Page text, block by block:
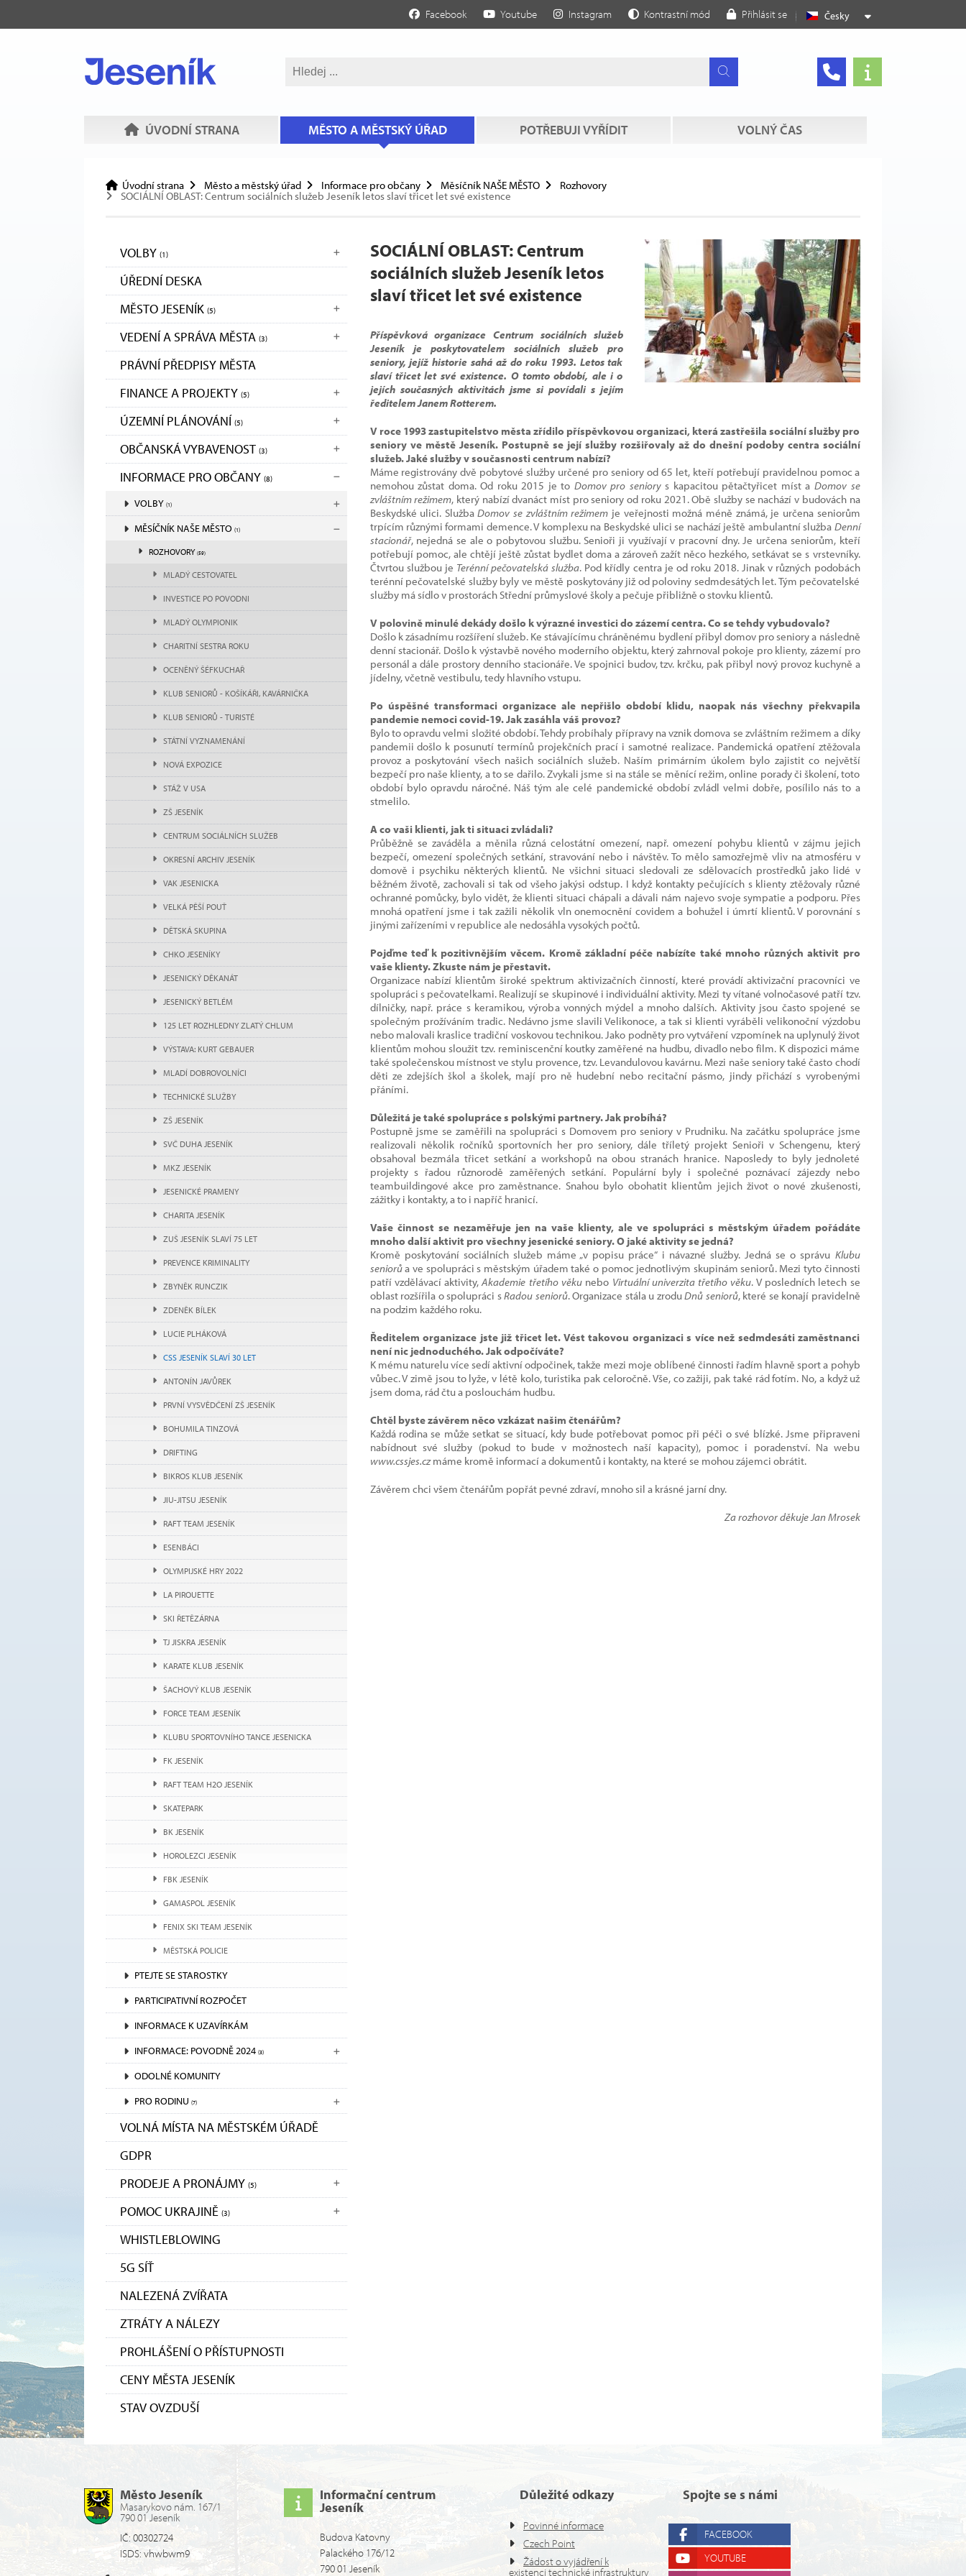
Česky
Facebook Youtube Instagram Kontrastní mód Přihlásit se
ÚVODNÍ STRANA MĚSTO A MĚSTSKÝ ÚŘAD POTŘEBUJI VYŘÍDIT VOLNÝ ČAS
Úvodní strana Město a městský úřad Informace pro občany Měsíčník NAŠE MĚSTO Rozhovory
SOCIÁLNÍ OBLAST: Centrum sociálních služeb Jeseník letos slaví třicet let své existence
VOLBY (1)
ÚŘEDNÍ DESKA
MĚSTO JESENÍK (5)
VEDENÍ A SPRÁVA MĚSTA (3)
PRÁVNÍ PŘEDPISY MĚSTA
FINANCE A PROJEKTY (5)
ÚZEMNÍ PLÁNOVÁNÍ (5)
OBČANSKÁ VYBAVENOST (3)
INFORMACE PRO OBČANY (8)
VOLBY (1)
MĚSÍČNÍK NAŠE MĚSTO (1)
ROZHOVORY (59)
MLADÝ CESTOVATEL
INVESTICE PO POVODNI
MLADÝ OLYMPIONIK
CHARITNÍ SESTRA ROKU
OCENĚNÝ ŠÉFKUCHAŘ
KLUB SENIORŮ - KOŠÍKÁŘI, KAVÁRNIČKA
KLUB SENIORŮ - TURISTÉ
STÁTNÍ VYZNAMENÁNÍ
NOVÁ EXPOZICE
STÁŽ V USA
ZŠ JESENÍK
CENTRUM SOCIÁLNÍCH SLUŽEB
OKRESNÍ ARCHIV JESENÍK
VAK JESENICKA
VELKÁ PĚŠÍ POUŤ
DĚTSKÁ SKUPINA
CHKO JESENÍKY
JESENICKÝ DĚKANÁT
JESENICKÝ BETLÉM
125 LET ROZHLEDNY ZLATÝ CHLUM
VÝSTAVA: KURT GEBAUER
MLADÍ DOBROVOLNÍCI
TECHNICKÉ SLUŽBY
ZŠ JESENÍK
SVČ DUHA JESENÍK
MKZ JESENÍK
JESENICKÉ PRAMENY
CHARITA JESENÍK
ZUŠ JESENÍK SLAVÍ 75 LET
PREVENCE KRIMINALITY
ZBYNĚK RUNCZIK
ZDENĚK BÍLEK
LUCIE PLHÁKOVÁ
CSS JESENÍK SLAVÍ 30 LET
ANTONÍN JAVŮREK
PRVNÍ VYSVĚDČENÍ ZŠ JESENÍK
BOHUMILA TINZOVÁ
DRIFTING
BIKROS KLUB JESENÍK
JIU-JITSU JESENÍK
RAFT TEAM JESENÍK
ESENBÁCI
OLYMPIJSKÉ HRY 2022
LA PIROUETTE
SKI ŘETĚZÁRNA
TJ JISKRA JESENÍK
KARATE KLUB JESENÍK
ŠACHOVÝ KLUB JESENÍK
FORCE TEAM JESENÍK
KLUBU SPORTOVNÍHO TANCE JESENICKA
FK JESENÍK
RAFT TEAM H2O JESENÍK
SKATEPARK
BK JESENÍK
HOROLEZCI JESENÍK
FBK JESENÍK
GAMASPOL JESENÍK
FENIX SKI TEAM JESENÍK
MĚSTSKÁ POLICIE
PTEJTE SE STAROSTKY
PARTICIPATIVNÍ ROZPOČET
INFORMACE K UZAVÍRKÁM
INFORMACE: POVODNĚ 2024 (3)
ODOLNÉ KOMUNITY
PRO RODINU (7)
VOLNÁ MÍSTA NA MĚSTSKÉM ÚŘADĚ
GDPR
PRODEJE A PRONÁJMY (5)
POMOC UKRAJINĚ (3)
WHISTLEBLOWING
5G SÍŤ
NALEZENÁ ZVÍŘATA
ZTRÁTY A NÁLEZY
PROHLÁŠENÍ O PŘÍSTUPNOSTI
CENY MĚSTA JESENÍK
STAV OVZDUŠÍ
SOCIÁLNÍ OBLAST: Centrum
sociálních služeb Jeseník letos
slaví třicet let své existence
Příspěvková organizace Centrum sociálních služeb
Jeseník je poskytovatelem sociálních služeb pro
seniory, jejíž historie sahá až do roku 1993. Letos tak
slaví třicet let své existence. O tomto období, ale i o
jejích současných aktivitách jsme si povídali s jejím
ředitelem Janem Rotterem.
V roce 1993 zastupitelstvo města zřídilo příspěvkovou organizaci, která zastřešila sociální služby pro
seniory ve městě Jeseník. Postupně se její služby rozšiřovaly až do dnešní podoby centra sociální
služeb. Jaké služby v současnosti centrum nabízí?
Máme registrovány dvě pobytové služby určené pro seniory od 65 let, kteří potřebují pravidelnou pomoc a
nemohou zůstat doma. Od roku 2015 je to Domov pro seniorys kapacitou pětačtyřicet míst a Domov se
zvláštním režimem, který nabízí dvanáct míst pro seniory od roku 2021. Obě služby se nachází v budovách na
Beskydské ulici. SlužbaDomov se zvláštním režimem je veřejnosti možná méně známá, je určena seniorům
trpícím různými formami demence. V komplexu na Beskydské ulici se nachází ještě ambulantní služba Denní
stacionář, nejedná se ale o pobytovou službu. Senioři ji využívají v pracovní dny. Je určena seniorům, kteří
potřebují pomoc, ale chtějí ještě zůstat bydlet doma a zároveň zažít něco hezkého, setkávat se s vrstevníky.
Čtvrtou službou je Terénní pečovatelská služba. Pod křídly centra je od roku 2018. Jinak v různých podobách
terénní pečovatelské služby byly ve městě poskytovány již od poloviny sedmdesátých let. Tým pečovatelské
služby má sídlo v prostorách Střední průmyslové školy a pečuje přibližně o stovku klientů.
V polovině minulé dekády došlo k výrazné investici do zázemí centra. Co se tehdy vybudovalo?
Došlo k zásadnímu rozšíření služeb. Ke stávajícímu chráněnému bydlení přibyl domov pro seniory a následně
denní stacionář. Došlo k výstavbě nového moderního objektu, který zahrnoval pokoje pro klienty, zázemí pro
personál a dále prostory denního stacionáře. Ve spojnici budov, tzv. krčku, pak přibyl nový provoz kuchyně a
jídelny, včetně vestibulu, tedy hlavního vstupu.
Po úspěšné transformaci organizace ale nepřišlo období klidu, naopak nás všechny překvapila
pandemie nemoci covid-19. Jak zasáhla váš provoz?
Bylo to opravdu velmi složité období. Tehdy probíhaly přípravy na vznik domova se zvláštním režimem a díky
pandemii došlo k posunutí termínů projekčních prací i samotné realizace. Pandemická opatření ztěžovala
provoz a poskytování všech našich sociálních služeb. Naším primárním úkolem bylo zajistit co největší
bezpečí pro naše klienty, a to se dařilo. Zvykali jsme si na stále se měnící režim, online porady či školení, toto
období bylo opravdu náročné. Náš tým ale celé pandemické období zvládl velmi dobře, posílilo nás to a
stmelilo.
A co vaši klienti, jak ti situaci zvládali?
Průběžně se zaváděla a měnila různá celostátní omezení, např. omezení pohybu klientů v zájmu jejich
bezpečí, omezení společných setkání, stravování nebo i návštěv. To mělo samozřejmě vliv na atmosféru v
domově i psychiku některých klientů. Ne všichni situaci sledovali ze sdělovacích prostředků jako lidé v
běžném životě, zachovali si tak od všeho jakýsi odstup. I když kontakty pečujících s klienty ztěžovaly různé
ochranné pomůcky, bylo vidět, že klienti situaci chápali a dávali nám najevo svoje sympatie a podporu. Přes
mnohá opatření jsme i tak zažili několik vln onemocnění covidem a bohužel i úmrtí klientů. V porovnání s
jinými zařízeními v republice ale nedosáhla vysokých počtů.
Pojďme teď k pozitivnějším věcem. Kromě základní péče nabízíte také mnoho různých aktivit pro
vaše klienty. Zkuste nám je přestavit.
Organizace nabízí klientům široké spektrum aktivizačních činností, které provádí aktivizační pracovníci ve
spolupráci s pečovatelkami. Realizují se skupinové i individuální aktivity. Mezi ty vítané volnočasové patří tzv.
dílničky, např. práce s keramikou, výroba vonných mýdel a mnoho dalších. Aktivity jsou často spojené se
společným prožíváním tradic. Nedávno jsme slavili Velikonoce, a tak si klienti vyráběli velikonoční výzdobu
nebo malovali kraslice tradiční voskovou technikou. Jako podněty pro vytváření vzpomínek na uplynulý život
klientům mohou sloužit tzv. reminiscenční koutky zaměřené na hudbu, divadlo nebo film. K dispozici máme
také společenskou místnost ve stylu provence, tzv. Levandulovou kavárnu. Mezi naše seniory také často chodí
děti ze zdejších škol a školek, mají pro ně hudební nebo recitační pásmo, jindy přichází s vyrobenými
přáními.
Důležitá je také spolupráce s polskými partnery. Jak probíhá?
Postupně jsme se zaměřili na spolupráci s Domovem pro seniory v Prudniku. Na začátku spolupráce jsme
realizovali několik ročníků sportovních her pro seniory, dále tříletý projekt Senioři v Schengenu, který
obsahoval bezmála třicet setkání a workshopů na obou stranách hranice. Naposledy to byly jednoleté
projekty s řadou různorodě zaměřených setkání. Populární byly i společné poznávací zájezdy nebo
teambuildingové akce pro zaměstnance. Snahou bylo obohatit klientům jejich život o nové zkušenosti,
zážitky i kontakty, a to i napříč hranicí.
Vaše činnost se nezaměřuje jen na vaše klienty, ale ve spolupráci s městským úřadem pořádáte
mnoho další aktivit pro všechny jesenické seniory. O jaké aktivity se jedná?
Kromě poskytování sociálních služeb máme „v popisu práce“ i návazné služby. Jedná se o správu Klubu
seniorůa ve spolupráci s městským úřadem také o pomoc jednotlivým skupinám seniorů. Mezi tyto činnosti
patří vzdělávací aktivity,Akademie třetího věkunebo Virtuální univerzita třetího věku. V posledních letech se
oblast rozšířila o spolupráci sRadou seniorů. Organizace stála u zroduDnů seniorů, které se konají pravidelně
na podzim každého roku.
Ředitelem organizace jste již třicet let. Vést takovou organizaci s více než sedmdesáti zaměstnanci
není nic jednoduchého. Jak odpočíváte?
K mému naturelu více sedí aktivní odpočinek, takže mezi moje oblíbené činnosti řadím hlavně sport a pohyb
vůbec. V zimě jsou to lyže, v létě kolo, turistika pak celoročně. Vše, co zažiji, pak také rád fotím. No, a když už
jsem doma, rád čtu a poslouchám hudbu.
Chtěl byste závěrem něco vzkázat našim čtenářům?
Každá rodina se může setkat se situací, kdy bude potřebovat pomoc při péči o své blízké. Jsme připraveni
nabídnout své služby (pokud to bude v možnostech naší kapacity), pomoc i poradenství. Na webu
www.cssjes.czmáme kromě informací a dokumentů i kontakty, na které se mohou zájemci obrátit.
Závěrem chci všem čtenářům popřát pevné zdraví, mnoho sil a krásné jarní dny.
Za rozhovor děkuje Jan Mrosek
Město Jeseník
Masarykovo nám. 167/1
790 01 Jeseník
IČ: 00302724
ISDS: vhwbwm9
Informační centrum
Jeseník
Budova Katovny
Palackého 176/12
790 01 Jeseník
Důležité odkazy
Povinné informace
Czech Point
Žádost o vyjádření k
existenci technické infrastruktury
Spojte se s námi
FACEBOOK
YOUTUBE